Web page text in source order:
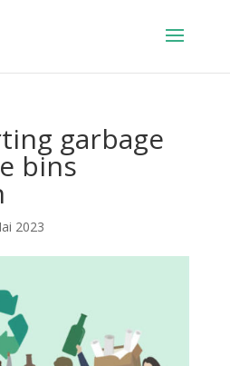
garbage
bins
2023